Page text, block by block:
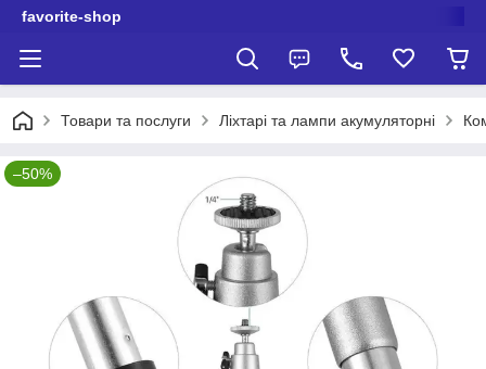
favorite-shop
Товари та послуги Ліхтарі та лампи акумуляторні
–50%